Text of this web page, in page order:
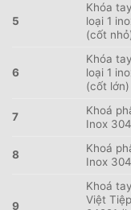
5
Khóa
loại 1
(cốt
6
Khóa
loại 1
(cốt lớn)
7
Khoá
Inox 304
8
Khoá
Inox 304
9
Khoá
Việt Tiệp